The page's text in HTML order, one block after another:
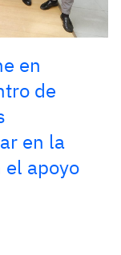
en
de
en la
apoyo